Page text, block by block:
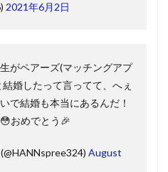
2021年6月2日
がペアーズ(マッチングアプ
婚したって言ってて、へぇ
で結婚も本当にあるんだ！
おめでとう🎉
August